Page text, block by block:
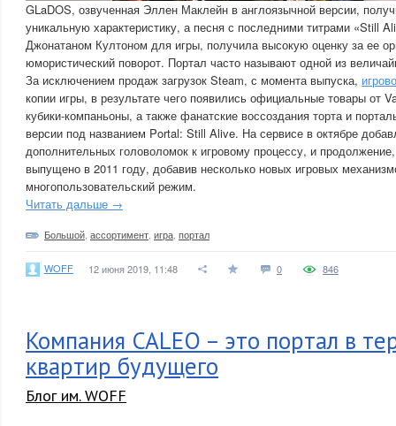
GLaDOS, озвученная Эллен Маклейн в англоязычной версии,
уникальную характеристику, а песня с последними титрами «Still
Джонатаном Култоном для игры, получила высокую оценку за ее
юмористический поворот. Портал часто называют одной из
За исключением продаж загрузок Steam, с момента выпуска,
копии игры, в результате чего появились официальные товары от
кубики-компаньоны, а также фанатские воссоздания торта и
версии под названием Portal: Still Alive. На сервисе в октябре
дополнительных головоломок к игровому процессу, и
выпущено в 2011 году, добавив несколько новых игровых
многопользовательский режим.
Читать дальше →
Большой ассортимент игра портал
WOFF 12 июня 2019, 11:48 0 846
Компания CALEO – это портал в
квартир будущего
Блог им. WOFF